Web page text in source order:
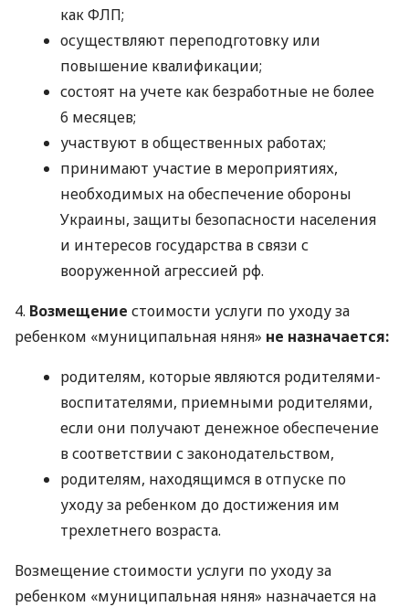
как ФЛП;
осуществляют переподготовку или
повышение квалификации;
состоят на учете как безработные не более
6 месяцев;
участвуют в общественных работах;
принимают участие в мероприятиях,
необходимых на обеспечение обороны
Украины, защиты безопасности населения
и интересов государства в связи с
вооруженной агрессией рф.
4. Возмещение стоимости услуги по уходу за
ребенком «муниципальная няня» не назначается:
родителям, которые являются родителями-
воспитателями, приемными родителями,
если они получают денежное обеспечение
в соответствии с законодательством,
родителям, находящимся в отпуске по
уходу за ребенком до достижения им
трехлетнего возраста.
Возмещение стоимости услуги по уходу за
ребенком «муниципальная няня» назначается на